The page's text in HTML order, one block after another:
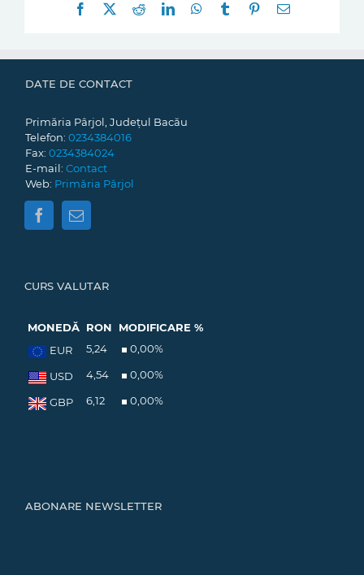
Facebook
RedditLinkedInWhatsApp
Tumblr Pinterest
E-
DATE DE CONTACT
Primăria Pârjol, Județul Bacău
Telefon: 0234384016
Fax: 0234384024
E-mail: Contact
Web: Primăria Pârjol
CURS VALUTAR
MONEDĂ RON
MODIFICARE %
EUR
5,24 0,00%
USD 4,54 0,00%
GBP 6,12 0,00%
ABONARE NEWSLETTER